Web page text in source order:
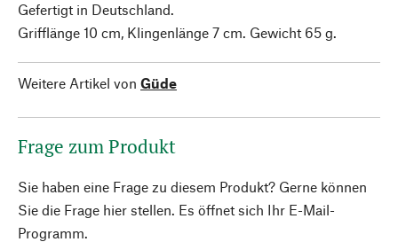
Gefertigt in Deutschland.
Grifflänge 10 cm, Klingenlänge 7 cm. Gewicht 65 g.
Weitere Artikel von Güde
Frage zum Produkt
Sie haben eine Frage zu diesem Produkt? Gerne können
Sie die Frage hier stellen. Es öffnet sich Ihr E-Mail-
Programm.